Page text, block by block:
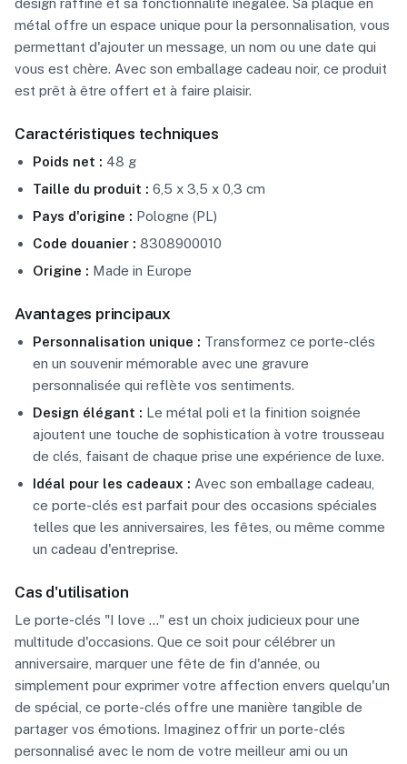
design raffiné et sa fonctionnalité inégalée. Sa plaque en
métal offre un espace unique pour la personnalisation, vous
permettant d'ajouter un message, un nom ou une date qui
vous est chère. Avec son emballage cadeau noir, ce produit
est prêt à être offert et à faire plaisir.
Caractéristiques techniques
Poids net : 48 g
Taille du produit : 6,5 x 3,5 x 0,3 cm
Pays d'origine : Pologne (PL)
Code douanier : 8308900010
Origine : Made in Europe
Avantages principaux
Personnalisation unique : Transformez ce porte-clés
en un souvenir mémorable avec une gravure
personnalisée qui reflète vos sentiments.
Design élégant : Le métal poli et la finition soignée
ajoutent une touche de sophistication à votre trousseau
de clés, faisant de chaque prise une expérience de luxe.
Idéal pour les cadeaux : Avec son emballage cadeau,
ce porte-clés est parfait pour des occasions spéciales
telles que les anniversaires, les fêtes, ou même comme
un cadeau d'entreprise.
Cas d'utilisation
Le porte-clés "I love ..." est un choix judicieux pour une
multitude d'occasions. Que ce soit pour célébrer un
anniversaire, marquer une fête de fin d'année, ou
simplement pour exprimer votre affection envers quelqu'un
de spécial, ce porte-clés offre une manière tangible de
partager vos émotions. Imaginez offrir un porte-clés
personnalisé avec le nom de votre meilleur ami ou un